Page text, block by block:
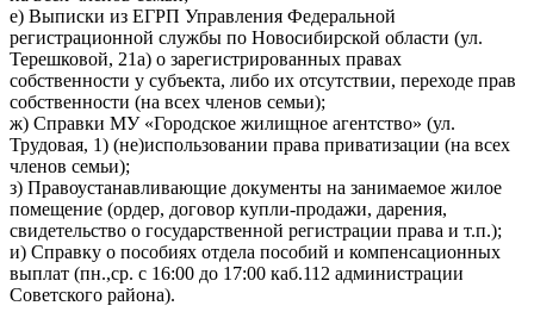
е) Выписки из ЕГРП Управления Федеральной
регистрационной службы по Новосибирской области (ул.
Терешковой, 21а) о зарегистрированных правах
собственности у субъекта, либо их отсутствии, переходе прав
собственности (на всех членов семьи);
ж) Справки МУ «Городское жилищное агентство» (ул.
Трудовая, 1) (не)использовании права приватизации (на всех
членов семьи);
з) Правоустанавливающие документы на занимаемое жилое
помещение (ордер, договор купли-продажи, дарения,
свидетельство о государственной регистрации права и т.п.);
и) Справку о пособиях отдела пособий и компенсационных
выплат (пн.,ср. с 16:00 до 17:00 каб.112 администрации
Советского района).